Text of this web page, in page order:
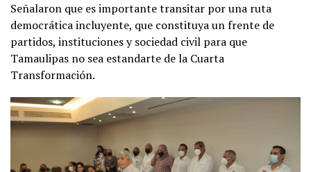
Señalaron que es importante transitar por una ruta
democrática incluyente, que constituya un frente de
partidos, instituciones y sociedad civil para que
Tamaulipas no sea estandarte de la Cuarta
Transformación.